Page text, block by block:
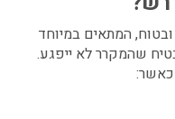
המתאים במיוחד
שהמקרר לא ייפגע.
כאשר: